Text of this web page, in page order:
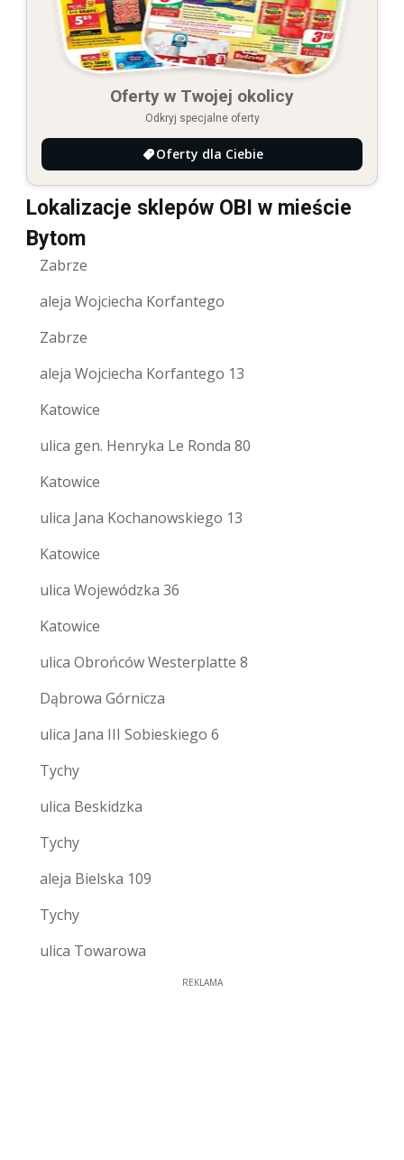
Oferty w Twojej okolicy
Odkryj specjalne oferty
Oferty dla Ciebie
Lokalizacje sklepów OBI w mieście
Bytom
Zabrze
aleja Wojciecha Korfantego
Zabrze
aleja Wojciecha Korfantego 13
Katowice
ulica gen. Henryka Le Ronda 80
Katowice
ulica Jana Kochanowskiego 13
Katowice
ulica Wojewódzka 36
Katowice
ulica Obrońców Westerplatte 8
Dąbrowa Górnicza
ulica Jana III Sobieskiego 6
Tychy
ulica Beskidzka
Tychy
aleja Bielska 109
Tychy
ulica Towarowa
REKLAMA